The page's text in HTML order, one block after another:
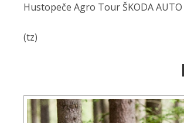
Hustopeče Agro Tour ŠKODA
(tz)